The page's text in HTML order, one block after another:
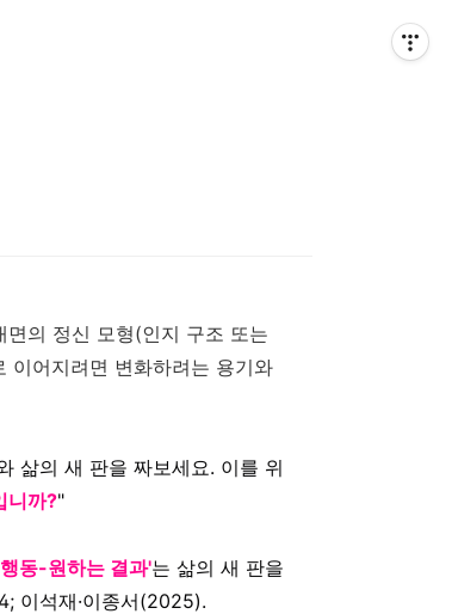
의 정신 모형(인지 구조 또는
이어지려면 변화하려는 용기와
삶의 새 판을 짜보세요. 이를 위
니까?"
동-원하는 결과'는 삶의 새 판을
이석재·이종서(2025).